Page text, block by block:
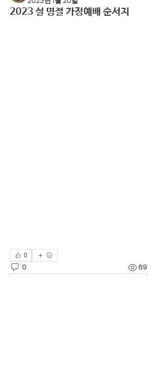
2023 설 명절 가정예배 순서지
0
0 69